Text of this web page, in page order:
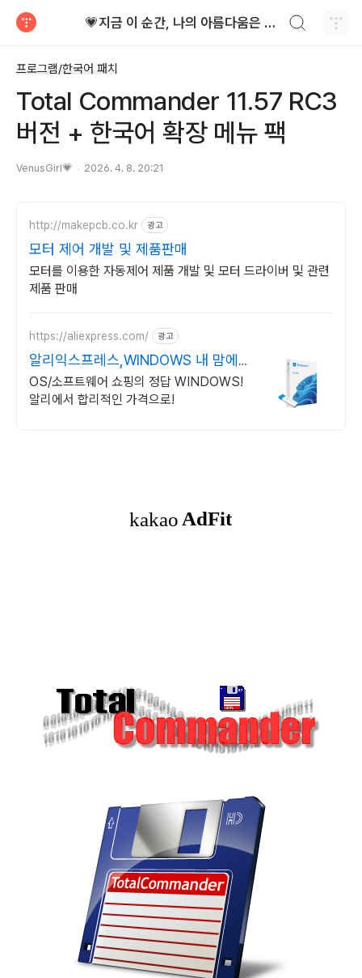
💗지금 이 순간, 나의 아름다움은 가장 빛난다!
프로그램/한국어 패치
Total Commander 11.57 RC3
버전 + 한국어 확장 메뉴 팩
VenusGirl💗 2026. 4. 8. 20:21
http://makepcb.co.kr 광고
모터 제어 개발 및 제품판매
모터를 이용한 자동제어 제품 개발 및 모터 드라이버 및 관련
제품 판매
https://aliexpress.com/ 광고
알리익스프레스,WINDOWS 내 맘에
쏙드는 오늘의 특가
OS/소프트웨어 쇼핑의 정답 WINDOWS!
알리에서 합리적인 가격으로!